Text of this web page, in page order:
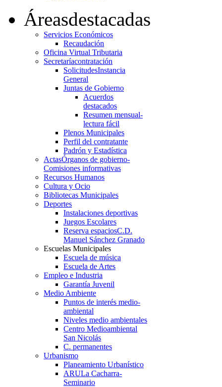
Áreasdestacadas
Servicios Económicos
Recaudación
Oficina Virtual Tributaria
Secretaríacontratación
SolicitudesInstancia
General
Juntas de Gobierno
Acuerdos
destacados
Resumen mensual-
lectura fácil
Plenos Municipales
Perfil del contratante
Padrón y Estadística
ActasÓrganos de gobierno-
Comisiones informativas
Recursos Humanos
Cultura y Ocio
Bibliotecas Municipales
Deportes
Instalaciones deportivas
Juegos Escolares
Reserva espaciosC.D.
Manuel Sánchez Granado
Escuelas Municipales
Escuela de música
Escuela de Artes
Empleo e Industria
Garantía Juvenil
Medio Ambiente
Puntos de interés medio-
ambiental
Niveles medio ambientales
Centro Medioambiental
San Nicolás
C. permanentes
Urbanismo
Planeamiento Urbanístico
ARULa Cacharra-
Seminario